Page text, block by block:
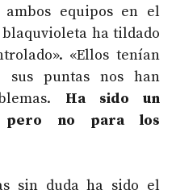
equipos en el
ha tildado
«Ellos tenían
puntas nos han
Ha sido un
pero no para los
sin duda ha sido el